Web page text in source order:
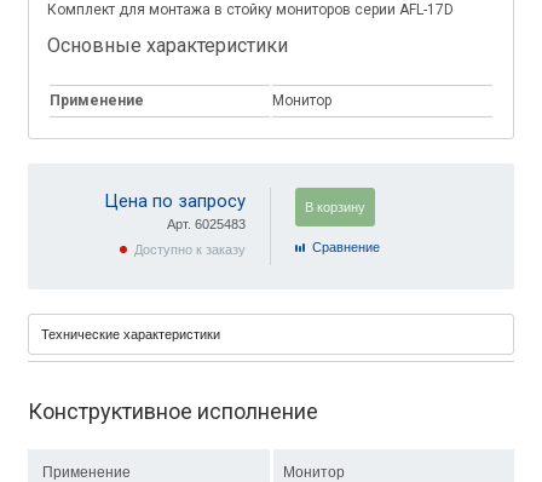
Комплект для монтажа в стойку мониторов серии AFL-17D
Основные характеристики
Применение Монитор
Цена по запросу
Арт. 6025483
Доступно к заказу
В корзину
Cравнение
Технические характеристики
Конструктивное исполнение
Применение Монитор